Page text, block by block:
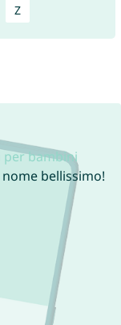
Z
per bambini
bellissimo!